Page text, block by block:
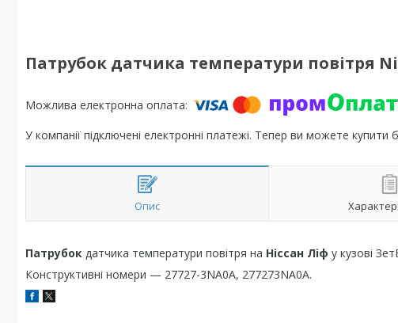
Патрубок датчика температури повітря
У компанії підключені електронні платежі. Тепер ви можете
Опис
Патрубок датчика температури повітря на Ніссан Ліф у кузові
Конструктивні номери — 27727-3NA0A, 277273NA0A.